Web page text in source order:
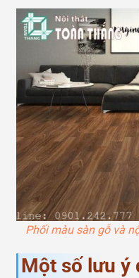
Phối màu sàn gỗ và
Một số lưu ý